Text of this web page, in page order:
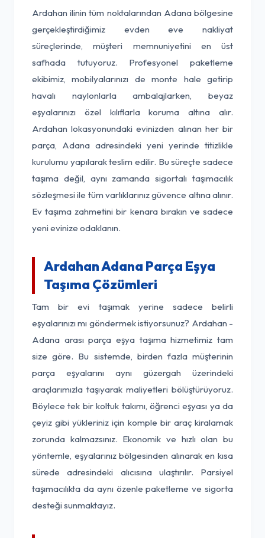
Ardahan ilinin tüm noktalarından Adana bölgesine
gerçekleştirdiğimiz evden eve nakliyat
süreçlerinde, müşteri memnuniyetini en üst
safhada tutuyoruz. Profesyonel paketleme
ekibimiz, mobilyalarınızı de monte hale getirip
havalı naylonlarla ambalajlarken, beyaz
eşyalarınızı özel kılıflarla koruma altına alır.
Ardahan lokasyonundaki evinizden alınan her bir
parça, Adana adresindeki yeni yerinde titizlikle
kurulumu yapılarak teslim edilir. Bu süreçte sadece
taşıma değil, aynı zamanda sigortalı taşımacılık
sözleşmesi ile tüm varlıklarınız güvence altına alınır.
Ev taşıma zahmetini bir kenara bırakın ve sadece
yeni evinize odaklanın.
Ardahan Adana Parça Eşya
Taşıma Çözümleri
Tam bir evi taşımak yerine sadece belirli
eşyalarınızı mı göndermek istiyorsunuz? Ardahan -
Adana arası parça eşya taşıma hizmetimiz tam
size göre. Bu sistemde, birden fazla müşterinin
parça eşyalarını aynı güzergah üzerindeki
araçlarımızla taşıyarak maliyetleri bölüştürüyoruz.
Böylece tek bir koltuk takımı, öğrenci eşyası ya da
çeyiz gibi yükleriniz için komple bir araç kiralamak
zorunda kalmazsınız. Ekonomik ve hızlı olan bu
yöntemle, eşyalarınız bölgesinden alınarak en kısa
sürede adresindeki alıcısına ulaştırılır. Parsiyel
taşımacılıkta da aynı özenle paketleme ve sigorta
desteği sunmaktayız.